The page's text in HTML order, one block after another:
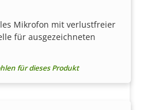
Mikrofon mit verlustfreier
für ausgezeichneten
für dieses Produkt